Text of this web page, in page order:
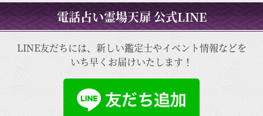
電話占い霊場天扉 公式LINE
LINE友だちには、新しい鑑定士やイベント情報などを
いち早くお届けいたします！